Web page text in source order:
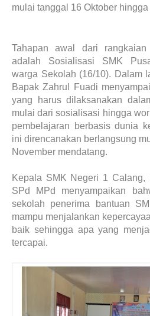
mulai tanggal 16 Oktober
Tahapan awal dari
adalah Sosialisasi SMK
warga Sekolah (16/10). Dalam
Bapak Zahrul Fuadi
yang harus dilaksanakan
mulai dari sosialisasi hingga
pembelajaran berbasis dunia
ini direncanakan berlangsung
November mendatang.
Kepala SMK Negeri 1 Calang,
SPd MPd menyampaikan
sekolah penerima bantuan
mampu menjalankan
baik sehingga apa yang
tercapai.